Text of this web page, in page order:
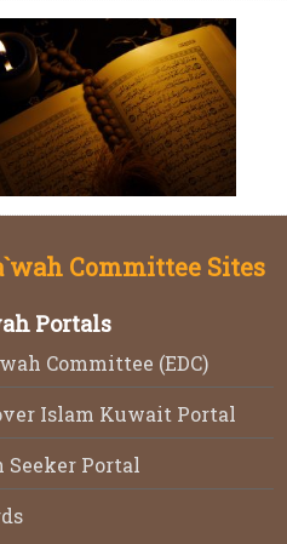
Committee Sites
Portals
Committee (EDC)
Islam Kuwait Portal
Seeker Portal